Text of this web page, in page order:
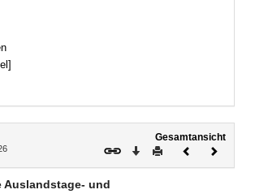
Gesamtansicht
Download
DruckenVorheriges
Auslandstage- und